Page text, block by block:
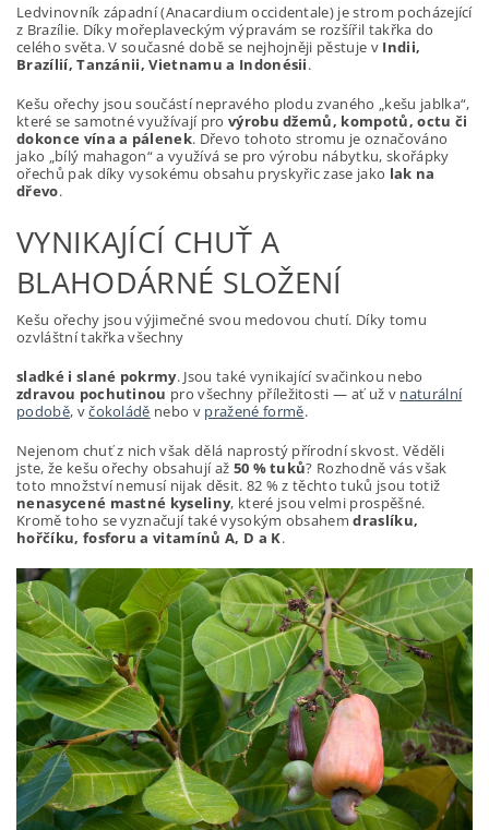
Ledvinovník západní (Anacardium occidentale) je strom pocházející
z Brazílie. Díky mořeplaveckým výpravám se rozšířil takřka do
celého světa. V současné době se nejhojněji pěstuje v Indii,
Brazílií, Tanzánii, Vietnamu a Indonésii.
Kešu ořechy jsou součástí nepravého plodu zvaného „kešu jablka“,
které se samotné využívají pro výrobu džemů, kompotů, octu či
dokonce vína a pálenek. Dřevo tohoto stromu je označováno
jako „bílý mahagon“ a využívá se pro výrobu nábytku, skořápky
ořechů pak díky vysokému obsahu pryskyřic zase jako lak na
dřevo.
VYNIKAJÍCÍ CHUŤ A
BLAHODÁRNÉ SLOŽENÍ
Kešu ořechy jsou výjimečné svou medovou chutí. Díky tomu
ozvláštní takřka všechny
sladké i slané pokrmy. Jsou také vynikající svačinkou nebo
zdravou pochutinou pro všechny příležitosti — ať už v naturální
podobě, včokoládě nebo v pražené formě.
Nejenom chuť z nich však dělá naprostý přírodní skvost. Věděli
jste, že kešu ořechy obsahují až 50 % tuků? Rozhodně vás však
toto množství nemusí nijak děsit. 82 % z těchto tuků jsou totiž
nenasycené mastné kyseliny, které jsou velmi prospěšné.
Kromě toho se vyznačují také vysokým obsahem draslíku,
hořčíku, fosforu a vitamínů A, D a K.